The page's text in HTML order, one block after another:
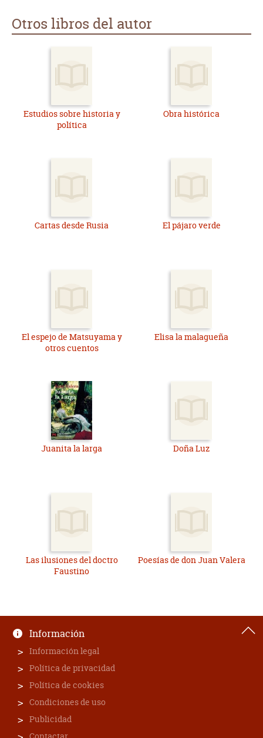
Otros libros del autor
Estudios sobre historia y
política
Obra histórica
Cartas desde Rusia El pájaro verde
El espejo de Matsuyama y
otros cuentos
Elisa la malagueña
Juanita la larga Doña Luz
Las ilusiones del doctro
Faustino
Poesías de don Juan Valera
Información
Información legal
Política de privacidad
Política de cookies
Condiciones de uso
Publicidad